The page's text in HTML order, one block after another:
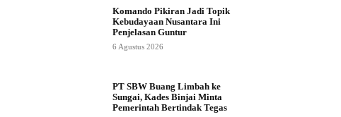
Komando Pikiran Jadi Topik
Kebudayaan Nusantara Ini
Penjelasan Guntur
6 Agustus 2026
PT SBW Buang Limbah ke
Sungai, Kades Binjai Minta
Pemerintah Bertindak Tegas